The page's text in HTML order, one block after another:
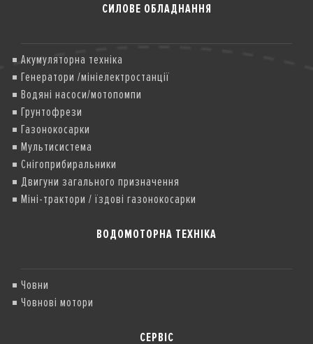
СИЛОВЕ ОБЛАДНАННЯ
Акумуляторна техніка
Генератори /мініелектростанції
Водяні насоси/мотопомпи
Грунтофрези
Газонокосарки
Мультисистема
Снігоприбиральники
Двигуни загального призначення
Міні-трактори / їздові газонокосарки
ВОДОМОТОРНА ТЕХНІКА
Човни
Човнові мотори
СЕРВІС